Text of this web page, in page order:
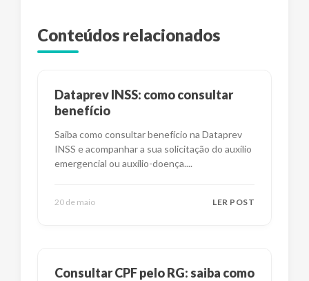
Conteúdos relacionados
Dataprev INSS: como consultar
benefício
Saiba como consultar benefício na Dataprev
INSS e acompanhar a sua solicitação do auxílio
emergencial ou auxílio-doença....
20 de maio LER POST
Consultar CPF pelo RG: saiba como